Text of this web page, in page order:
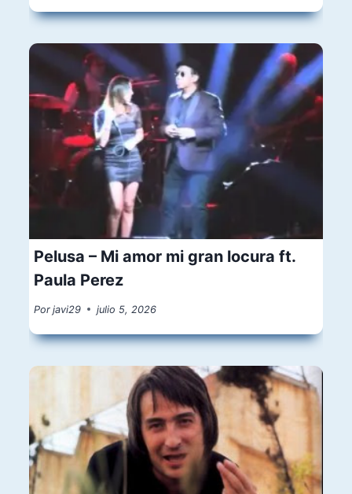
Pelusa – Mi amor mi gran locura ft.
Paula Perez
Por javi29 julio 5, 2026